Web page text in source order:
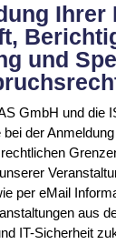
Ihrer
und
GmbH und die
der
per eMail
aus
IT-Sicherheit